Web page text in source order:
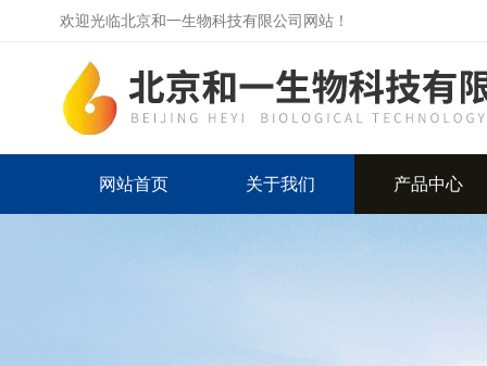
欢迎光临北京和一生物科技有限公司网站！
网站首页 关于我们 产品中心